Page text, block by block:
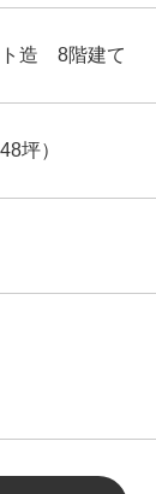
ト造 8階建て
坪）